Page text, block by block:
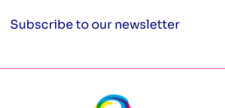
Subscribe to our newsletter